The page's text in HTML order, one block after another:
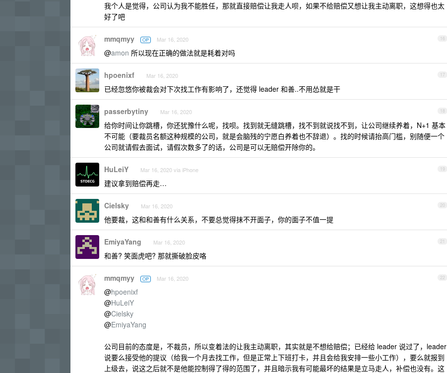
我个人是觉得，公司认为我不能胜任，那就直接赔偿让我走人呗，如果不给赔偿又想让我主动离职，这想得也太
好了吧
16
mmqmyy OP Mar 16, 2020
@amon 所以现在正确的做法就是耗着对吗
17
hpoenixf Mar 16, 2020
已经忽悠你被裁会对下次找工作有影响了，还觉得 leader 和善..不用怂就是干
18
passerbytiny Mar 16, 2020
给你时间让你跳槽，你还犹豫什么呢，找呗。找到就无缝跳槽，找不到就说找不到，让公司继续养着，N+1 基本
不可能（要裁员名额这种规模的公司，就是会脑残的宁愿白养着也不辞退）。找的时候请抬高门槛，别随便一个
公司就请假去面试，请假次数多了的话，公司是可以无赔偿开除你的。
19
HuLeiY Mar 16, 2020 via iPhone
建议拿到赔偿再走…
20
Cielsky Mar 16, 2020
他要裁，这和和善有什么关系，不要总觉得抹不开面子，你的面子不值一提
21
EmiyaYang Mar 16, 2020
和善? 笑面虎吧? 那就撕破脸皮咯
22
mmqmyy OP Mar 16, 2020
@hpoenixf
@HuLeiY
@Cielsky
@EmiyaYang
公司目前的态度是，不裁员，所以变着法的让我主动离职，其实就是不想给赔偿；已经给 leader 说过了，leader
说要么接受他的提议（给我一个月去找工作，但是正常上下班打卡，并且会给我安排一些小工作），要么就报到
上级去，说这之后就不是他能控制得了得的范围了，并且暗示我有可能最坏的结果是立马走人，补偿也没有。这